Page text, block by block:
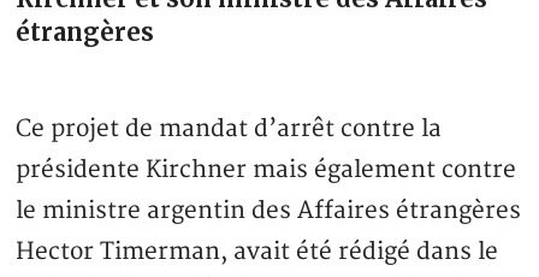
étrangères
Ce projet de mandat d’arrêt contre la
présidente Kirchner mais également contre
le ministre argentin des Affaires étrangères
Hector Timerman, avait été rédigé dans le